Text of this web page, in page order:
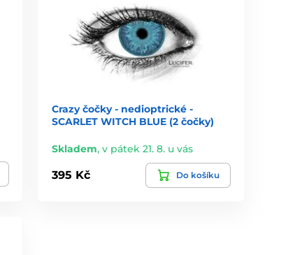
Crazy čočky - nedioptrické -
SCARLET WITCH BLUE (2 čočky)
Skladem,v pátek 21. 8. u vás
395 Kč Do košíku